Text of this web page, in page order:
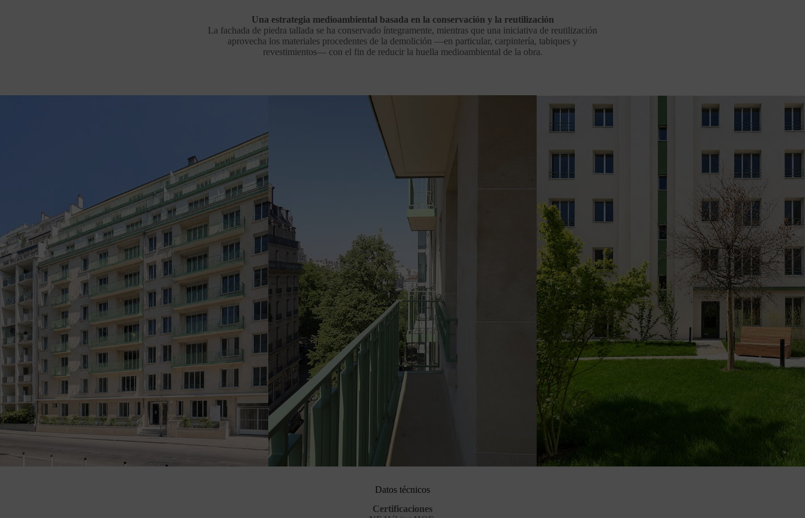
Una estrategia medioambiental basada en la conservación y la reutilización
La fachada de piedra tallada se ha conservado íntegramente, mientras que una iniciativa de reutilización
aprovecha los materiales procedentes de la demolición —en particular, carpintería, tabiques y
revestimientos— con el fin de reducir la huella medioambiental de la obra.
Datos técnicos
Certificaciones